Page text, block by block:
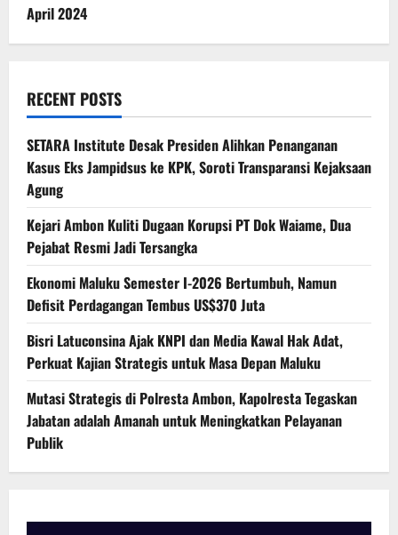
April 2024
RECENT POSTS
SETARA Institute Desak Presiden Alihkan Penanganan
Kasus Eks Jampidsus ke KPK, Soroti Transparansi Kejaksaan
Agung
Kejari Ambon Kuliti Dugaan Korupsi PT Dok Waiame, Dua
Pejabat Resmi Jadi Tersangka
Ekonomi Maluku Semester I-2026 Bertumbuh, Namun
Defisit Perdagangan Tembus US$370 Juta
Bisri Latuconsina Ajak KNPI dan Media Kawal Hak Adat,
Perkuat Kajian Strategis untuk Masa Depan Maluku
Mutasi Strategis di Polresta Ambon, Kapolresta Tegaskan
Jabatan adalah Amanah untuk Meningkatkan Pelayanan
Publik